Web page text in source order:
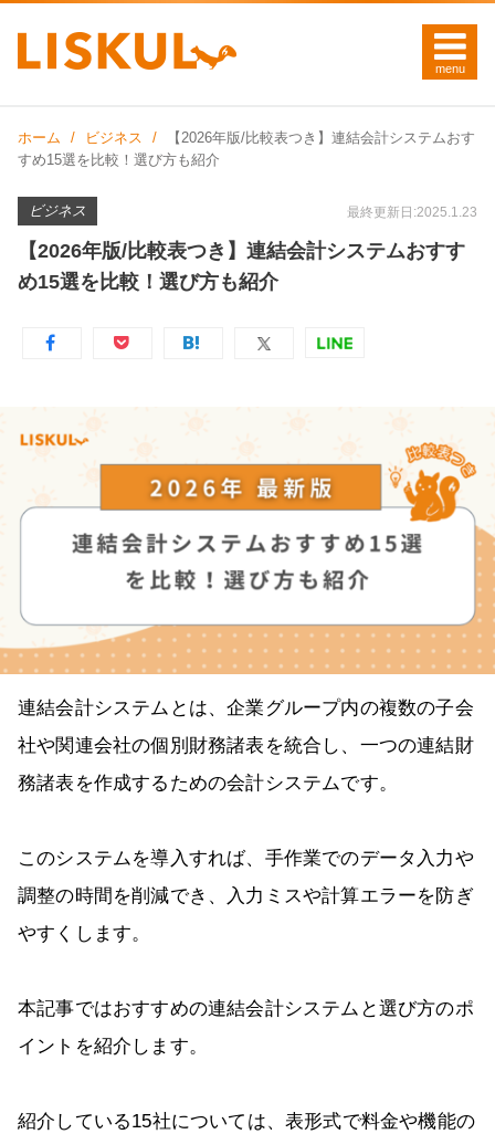
ホーム ビジネス
【2026年版/比較表つき】連結会計システムおす
すめ15選を比較！選び方も紹介
ビジネス 最終更新日:2025.1.23
【2026年版/比較表つき】連結会計システムおすす
め15選を比較！選び方も紹介
連結会計システムとは、企業グループ内の複数の子会
社や関連会社の個別財務諸表を統合し、一つの連結財
務諸表を作成するための会計システムです。
このシステムを導入すれば、手作業でのデータ入力や
調整の時間を削減でき、入力ミスや計算エラーを防ぎ
やすくします。
本記事ではおすすめの連結会計システムと選び方のポ
イントを紹介します。
紹介している15社については、表形式で料金や機能の